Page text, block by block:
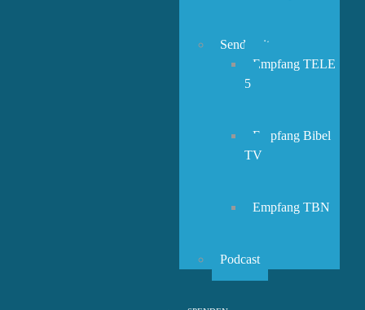
Sendezeiten
Empfang TELE
5
Empfang Bibel
TV
Empfang TBN
Podcast